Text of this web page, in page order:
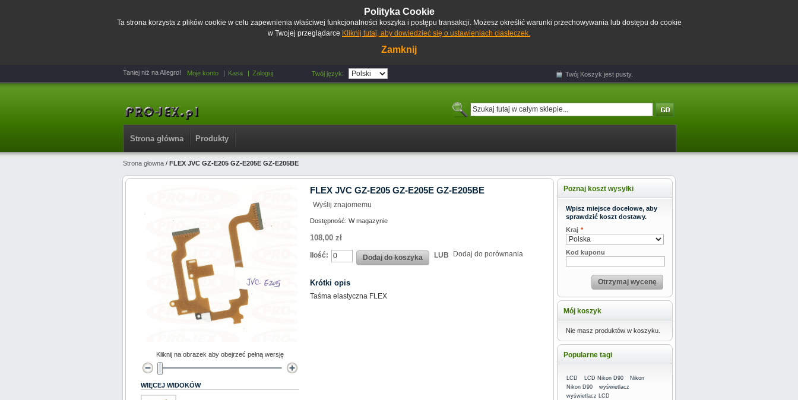
Polityka Cookie
Ta strona korzysta z plików cookie w celu zapewnienia właściwej funkcjonalności koszyka i postępu transakcji. Możesz określić warunki przechowywania lub dostępu do cookie
w Twojej przeglądarce Kliknij tutaj, aby dowiedzieć się o ustawieniach ciasteczek.
Zamknij
Taniej niż na Allegro! Moje konto Kasa Zaloguj Twój Koszyk jest pusty.
Twój język:
Strona główna Produkty
Strona głowna / FLEX JVC GZ-E205 GZ-E205E GZ-E205BE
FLEX JVC GZ-E205 GZ-E205E GZ-E205BE
Wyślij znajomemu
Dostępność: W magazynie
108,00 zł
Ilość: Dodaj do koszyka LUB Dodaj do porównania
Krótki opis
Taśma elastyczna FLEX
Kliknij na obrazek aby obejrzeć pełną wersję
WIĘCEJ WIDOKÓW
Poznaj koszt wysyłki
Wpisz miejsce docelowe, aby
sprawdzić koszt dostawy.
*
Kraj
Kod kuponu
Otrzymaj wycenę
Mój koszyk
Nie masz produktów w koszyku.
Popularne tagi
LCD LCD Nikon D90
Nikon
Nikon D90
wyświetlacz
wyświetlacz LCD